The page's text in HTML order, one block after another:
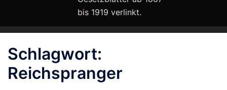
bis 1919 verlinkt.
Schlagwort:
Reichspranger